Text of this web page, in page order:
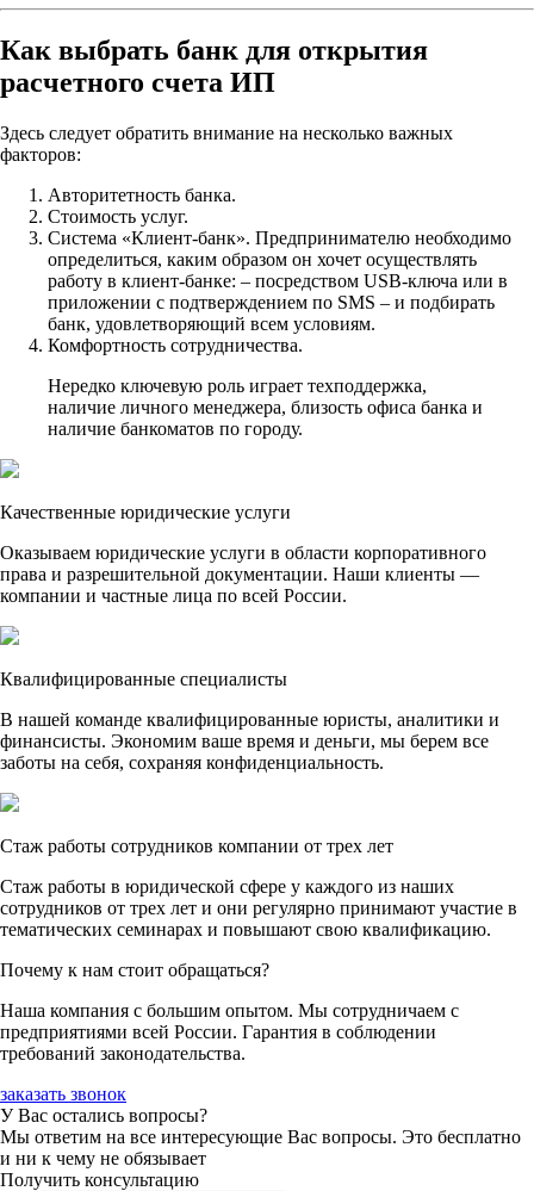
Как выбрать банк для открытия
расчетного счета ИП
Здесь следует обратить внимание на несколько важных
факторов:
Авторитетность банка.
Стоимость услуг.
Система «Клиент-банк». Предпринимателю необходимо
определиться, каким образом он хочет осуществлять
работу в клиент-банке: – посредством USB-ключа или в
приложении с подтверждением по SMS – и подбирать
банк, удовлетворяющий всем условиям.
Комфортность сотрудничества.
Нередко ключевую роль играет техподдержка,
наличие личного менеджера, близость офиса банка и
наличие банкоматов по городу.
Качественные юридические услуги
Оказываем юридические услуги в области корпоративного
права и разрешительной документации. Наши клиенты —
компании и частные лица по всей России.
Квалифицированные специалисты
В нашей команде квалифицированные юристы, аналитики и
финансисты. Экономим ваше время и деньги, мы берем все
заботы на себя, сохраняя конфиденциальность.
Стаж работы сотрудников компании от трех лет
Стаж работы в юридической сфере у каждого из наших
сотрудников от трех лет и они регулярно принимают участие в
тематических семинарах и повышают свою квалификацию.
Почему к нам стоит обращаться?
Наша компания с большим опытом. Мы сотрудничаем с
предприятиями всей России. Гарантия в соблюдении
требований законодательства.
заказать звонок
У Вас остались вопросы?
Мы ответим на все интересующие Вас вопросы. Это бесплатно
и ни к чему не обязывает
Получить консультацию